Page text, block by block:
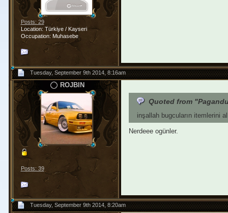
Posts: 29
Location: Türkiye / Kayseri
Occupation: Muhasebe
Tuesday, September 9th 2014, 8:16am
ROJBIN
Posts: 39
Quoted from
inşallah bugcuların itemlerini
Nerdeee ogünler.
Tuesday, September 9th 2014, 8:20am